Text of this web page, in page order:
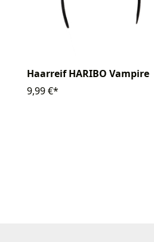
Haarreif HARIBO Vampire
9,99 €*